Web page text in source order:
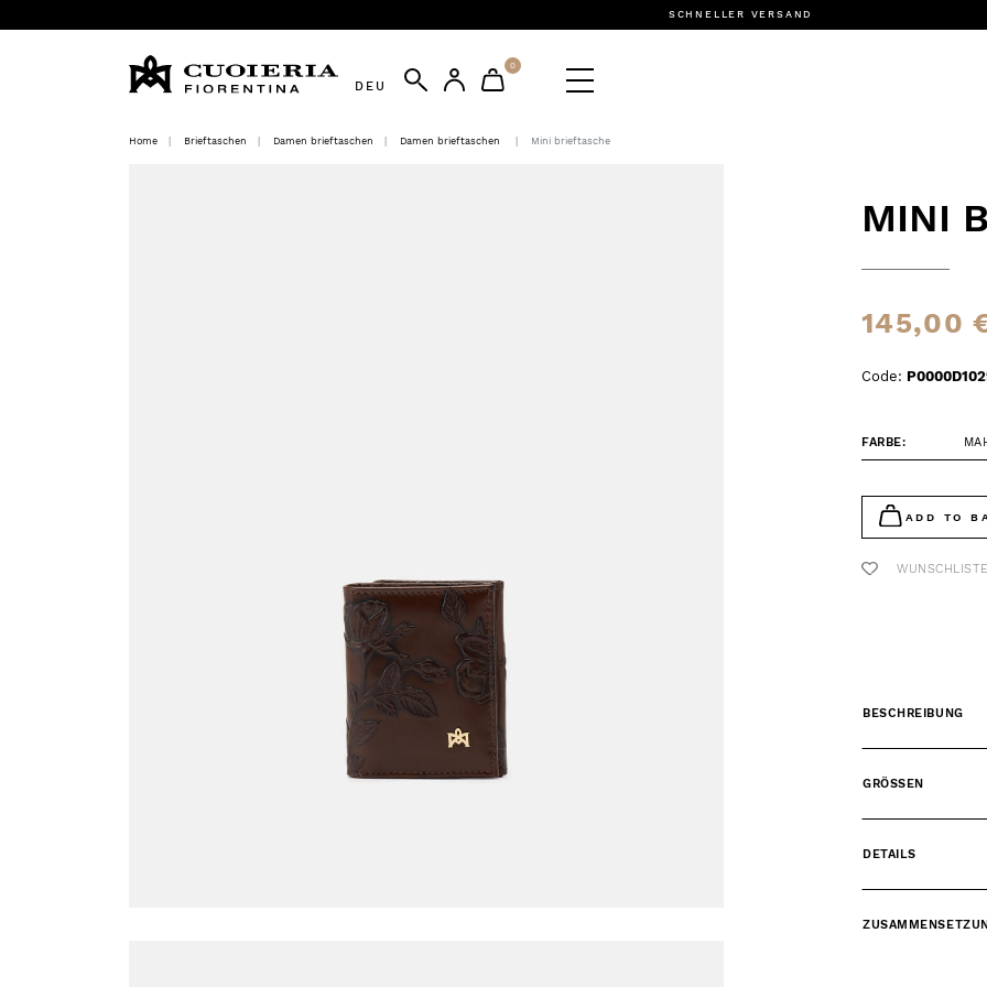
SCHNELLER VERSAND
DEU
0
Home Brieftaschen Damen brieftaschen Damen brieftaschen Mini brieftasche
MINI
145,00
Code:
FARBE:
ADD TO
WUNSCHLISTE
BESCHREIBUNG
GRÖSSEN
DETAILS